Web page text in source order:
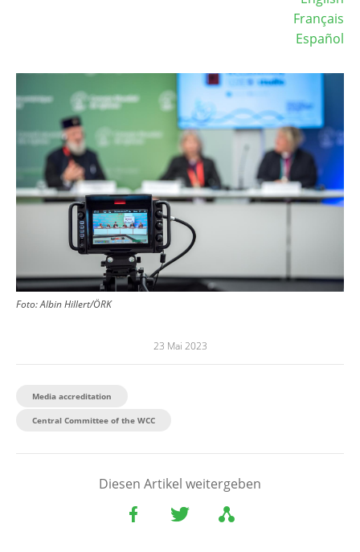
Français
Español
Foto:Albin Hillert/ÖRK
23 Mai 2023
Media accreditation
Central Committee of the WCC
Diesen Artikel weitergeben